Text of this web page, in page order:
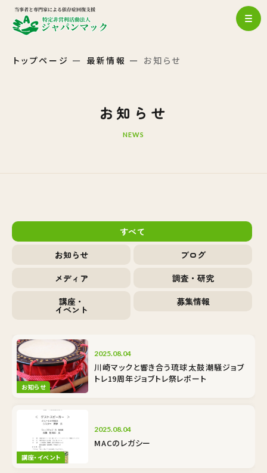
トップページ 最新情報 お知らせ
お知らせ
NEWS
すべて
お知らせ
ブログ
メディア
調査・研究
講座・
イベント
募集情報
お知らせ
2025.08.04
川崎マックと響き合う琉球太鼓――潮騒ジョブ
トレ19周年ジョブトレ祭レポート
講座・イベント
2025.08.04
MACのレガシー